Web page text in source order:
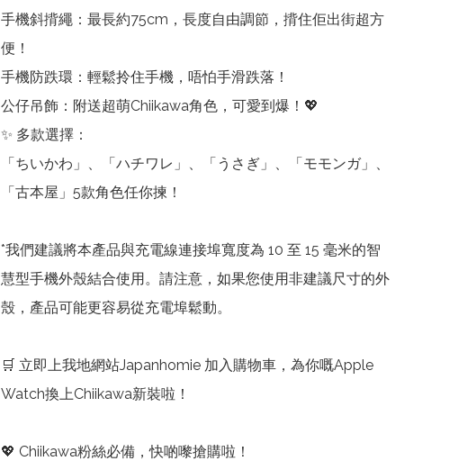
手機斜揹繩：最長約75cm，長度自由調節，揹住佢出街超方
便！
手機防跌環：輕鬆拎住手機，唔怕手滑跌落！
公仔吊飾：附送超萌Chiikawa角色，可愛到爆！💖
✨ 多款選擇：
「ちいかわ」、「ハチワレ」、「うさぎ」、「モモンガ」、
「古本屋」5款角色任你揀！
*我們建議將本產品與充電線連接埠寬度為 10 至 15 毫米的智
慧型手機外殼結合使用。請注意，如果您使用非建議尺寸的外
殼，產品可能更容易從充電埠鬆動。
🛒 立即上我地網站Japanhomie 加入購物車，為你嘅Apple
Watch換上Chiikawa新裝啦！
💖 Chiikawa粉絲必備，快啲嚟搶購啦！